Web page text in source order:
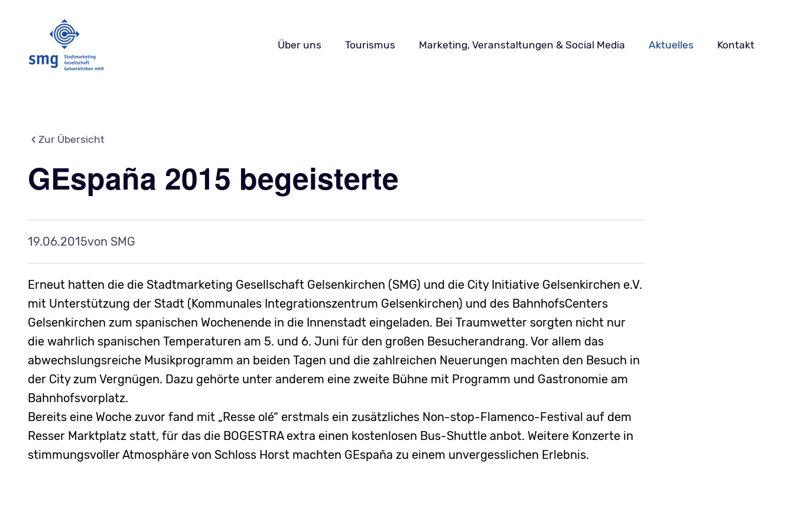
Navigation
Über uns Tourismus Marketing, Veranstaltungen & Social Media Aktuelles Kontakt
GEspaña 2015 begeisterte
19.06.2015von SMG
Erneut hatten die die Stadtmarketing Gesellschaft Gelsenkirchen (SMG) und die City Initiative Gelsenkirchen e.V.
mit Unterstützung der Stadt (Kommunales Integrationszentrum Gelsenkirchen) und des BahnhofsCenters
Gelsenkirchen zum spanischen Wochenende in die Innenstadt eingeladen. Bei Traumwetter sorgten nicht nur
die wahrlich spanischen Temperaturen am 5. und 6. Juni für den großen Besucherandrang. Vor allem das
abwechslungsreiche Musikprogramm an beiden Tagen und die zahlreichen Neuerungen machten den Besuch in
der City zum Vergnügen. Dazu gehörte unter anderem eine zweite Bühne mit Programm und Gastronomie am
Bahnhofsvorplatz.
Bereits eine Woche zuvor fand mit „Resse olé“ erstmals ein zusätzliches Non-stop-Flamenco-Festival auf dem
Resser Marktplatz statt, für das die BOGESTRA extra einen kostenlosen Bus-Shuttle anbot. Weitere Konzerte in
stimmungsvoller Atmosphäre von Schloss Horst machten GEspaña zu einem unvergesslichen Erlebnis.
Zur Übersicht